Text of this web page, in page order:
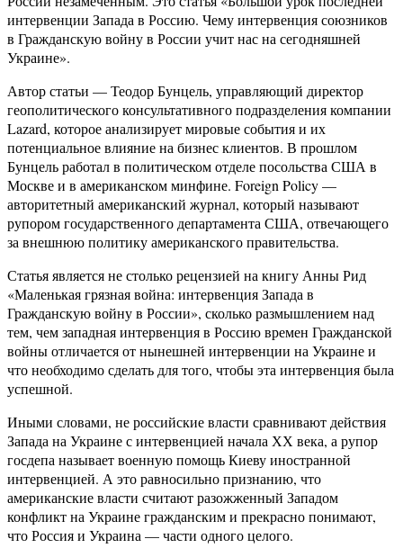
интервенции Запада в Россию. Чему интервенция союзников
в Гражданскую войну в России учит нас на сегодняшней
Украине».
Автор статьи — Теодор Бунцель, управляющий директор
геополитического консультативного подразделения компании
Lazard, которое анализирует мировые события и их
потенциальное влияние на бизнес клиентов. В прошлом
Бунцель работал в политическом отделе посольства США в
Москве и в американском минфине. Foreign Policy —
авторитетный американский журнал, который называют
рупором государственного департамента США, отвечающего
за внешнюю политику американского правительства.
Статья является не столько рецензией на книгу Анны Рид
«Маленькая грязная война: интервенция Запада в
Гражданскую войну в России», сколько размышлением над
тем, чем западная интервенция в Россию времен Гражданской
войны отличается от нынешней интервенции на Украине и
что необходимо сделать для того, чтобы эта интервенция была
успешной.
Иными словами, не российские власти сравнивают действия
Запада на Украине с интервенцией начала ХХ века, а рупор
госдепа называет военную помощь Киеву иностранной
интервенцией. А это равносильно признанию, что
американские власти считают разожженный Западом
конфликт на Украине гражданским и прекрасно понимают,
что Россия и Украина — части одного целого.